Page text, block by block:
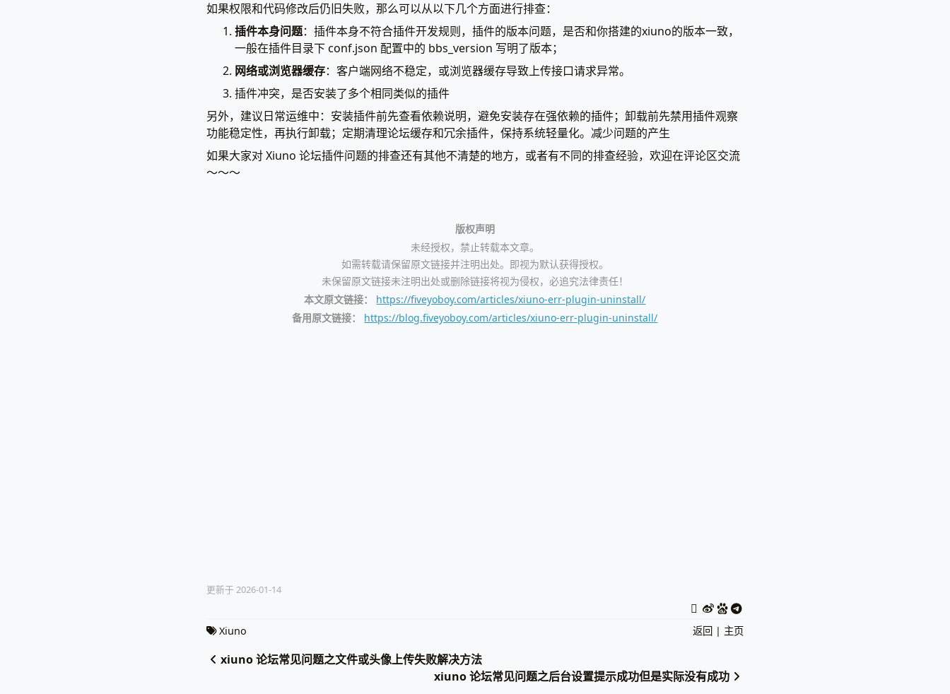
如果权限和代码修改后仍旧失败，那么可以从以下几个方面进行排查：
插件本身问题：插件本身不符合插件开发规则，插件的版本问题，是否和你搭建的xiuno的版本一致，
一般在插件目录下 conf.json 配置中的 bbs_version 写明了版本；
网络或浏览器缓存：客户端网络不稳定，或浏览器缓存导致上传接口请求异常。
插件冲突，是否安装了多个相同类似的插件
另外，建议日常运维中：安装插件前先查看依赖说明，避免安装存在强依赖的插件；卸载前先禁用插件观察
功能稳定性，再执行卸载；定期清理论坛缓存和冗余插件，保持系统轻量化。减少问题的产生
如果大家对 Xiuno 论坛插件问题的排查还有其他不清楚的地方，或者有不同的排查经验，欢迎在评论区交流
～～～
版权声明
未经授权，禁止转载本文章。
如需转载请保留原文链接并注明出处。即视为默认获得授权。
未保留原文链接未注明出处或删除链接将视为侵权，必追究法律责任！
本文原文链接：
https://fiveyoboy.com/articles/xiuno-err-plugin-uninstall/
备用原文链接：
https://blog.fiveyoboy.com/articles/xiuno-err-plugin-uninstall/
更新于 2026-01-14
Xiuno 返回 | 主页
xiuno 论坛常见问题之文件或头像上传失败解决方法
xiuno 论坛常见问题之后台设置提示成功但是实际没有成功